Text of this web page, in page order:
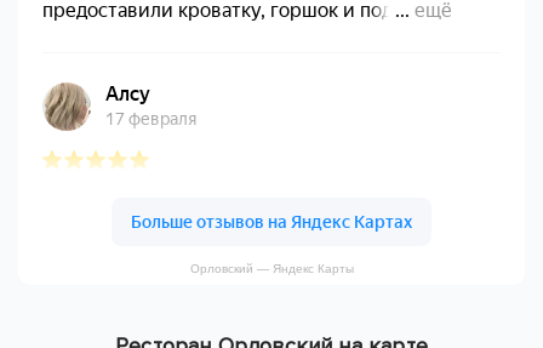
Орловский — Яндекс Карты